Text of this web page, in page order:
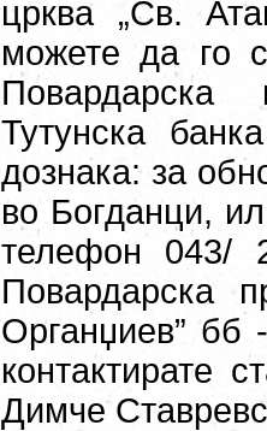
црква „Св.
можете да го
Тутунска
дознака: за
во Богданци,
телефон 043/
Повардарска
Органџиев” бб
контактирате
Димче